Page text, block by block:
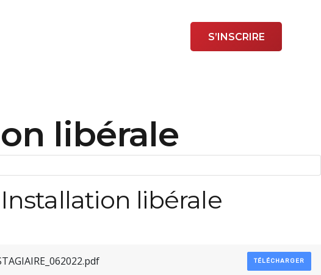
S’INSCRIRE
libérale
libérale
TÉLÉCHARGER